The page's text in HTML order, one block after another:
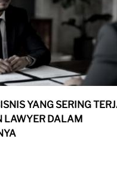
YANG SERING
LAWYER DALAM